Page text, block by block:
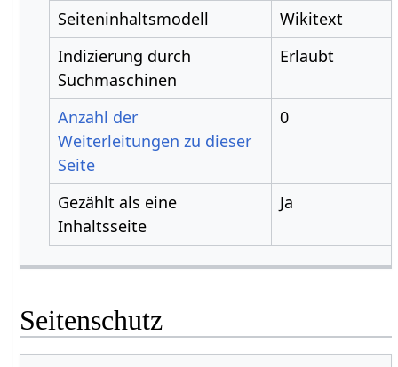
Seiteninhaltsmodell
Wikitext
Indizierung durch
Suchmaschinen
Erlaubt
Anzahl der
Weiterleitungen zu dieser
Seite
0
Gezählt als eine
Inhaltsseite
Ja
Seitenschutz